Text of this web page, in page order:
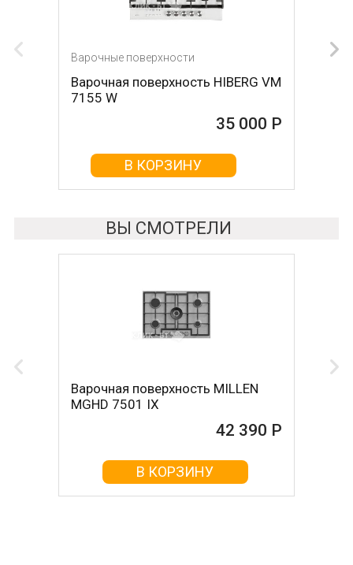
Варочные поверхности
Варочная поверхность HIBERG VM
7155 W
35 000 Р
В КОРЗИНУ
Варочные поверхности
Варочная поверхность HIBERG VM
7155 B
35 000 Р
В КОРЗИНУ
ВЫ СМОТРЕЛИ
Варочная поверхность MILLEN
MGHD 7501 IX
42 390 Р
В КОРЗИНУ